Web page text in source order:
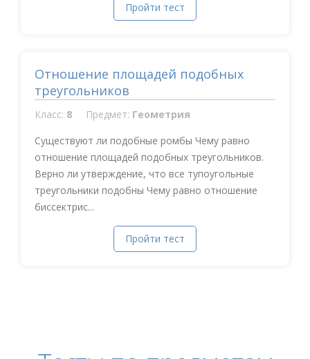
Пройти тест
Отношение площадей подобных
треугольников
Класс: 8 Предмет: Геометрия
Существуют ли подобные ромбы Чему равно
отношение площадей подобных треугольников.
Верно ли утверждение, что все тупоугольные
треугольники подобны Чему равно отношение
биссектрис...
Пройти тест